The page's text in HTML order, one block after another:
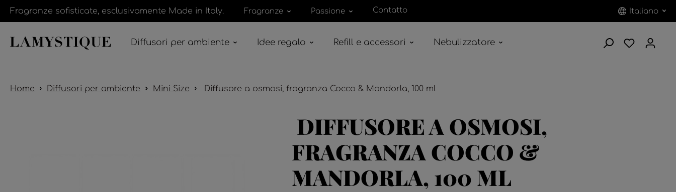
Fragranze sofisticate, esclusivamente Made in Italy. Fragranze Passione Contatto Italiano
Diffusori per ambiente Idee regalo Refill e accessori Nebulizzatore
Home Diffusori per ambiente Mini Size Diffusore a osmosi, fragranza Cocco & Mandorla, 100 ml
DIFFUSORE A OSMOSI,
FRAGRANZA COCCO &
MANDORLA, 100 ML